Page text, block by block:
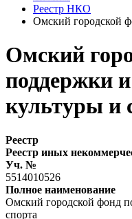
Реестр НКО
Омский городской
Омский
поддержки
культуры и
Реестр
Реестр иных
Уч. №
5514010526
Полное наименование
Омский городской фонд
спорта